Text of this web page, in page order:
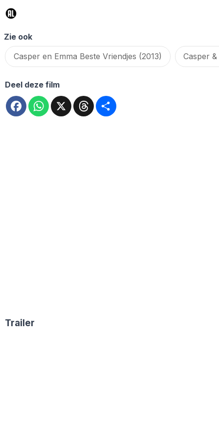
Zie ook
Casper en Emma Beste Vriendjes (2013)
Casper
Deel deze film
FacebookWhatsApp
X Threads
Trailer